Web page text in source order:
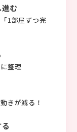
む
1部屋ずつ完
整理
きが減る！